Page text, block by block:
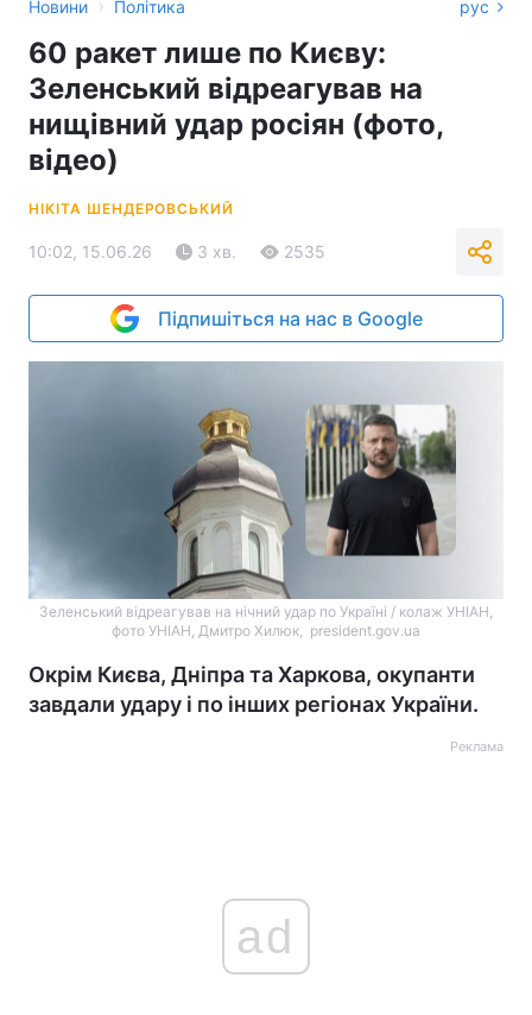
Новини › Політика рус
60 ракет лише по Києву:
Зеленський відреагував на
нищівний удар росіян (фото,
відео)
НІКІТА ШЕНДЕРОВСЬКИЙ
10:02, 15.06.26 3 хв. 2535
Підпишіться на нас в Google
Зеленський відреагував на нічний удар по Україні / колаж УНІАН,
фото УНІАН, Дмитро Хилюк, president.gov.ua
Окрім Києва, Дніпра та Харкова, окупанти
завдали удару і по інших регіонах України.
Реклама
ad